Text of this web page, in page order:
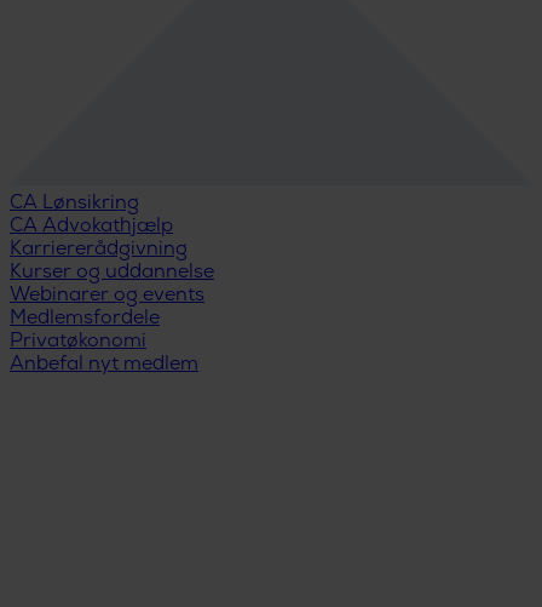
CA Lønsikring
CA Advokathjælp
Karriererådgivning
Kurser og uddannelse
Webinarer og events
Medlemsfordele
Privatøkonomi
Anbefal nyt medlem